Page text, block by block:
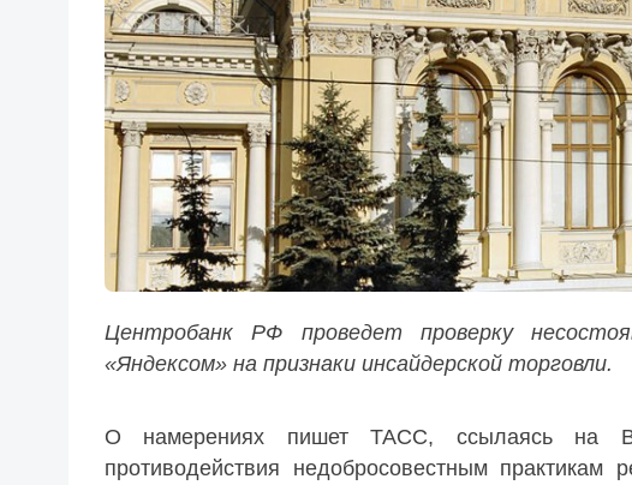
Центробанк РФ проведет проверку
«Яндексом» на признаки инсайдерской торговли.
О намерениях пишет ТАСС, ссылаясь на
противодействия недобросовестным практикам